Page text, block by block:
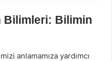
Bilimleri: Bilimin
anlamamıza yardımcı